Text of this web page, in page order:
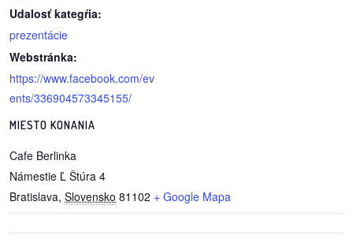
autorské
zázemie
kontaktujte
reklama
Udalosť kategŕia:
prezentácie
Webstránka:
https://www.facebook.com/ev
ents/336904573345155/
MIESTO KONANIA
Cafe Berlinka
Námestie Ľ Štúra 4
Bratislava, Slovensko 81102 + Google Mapa